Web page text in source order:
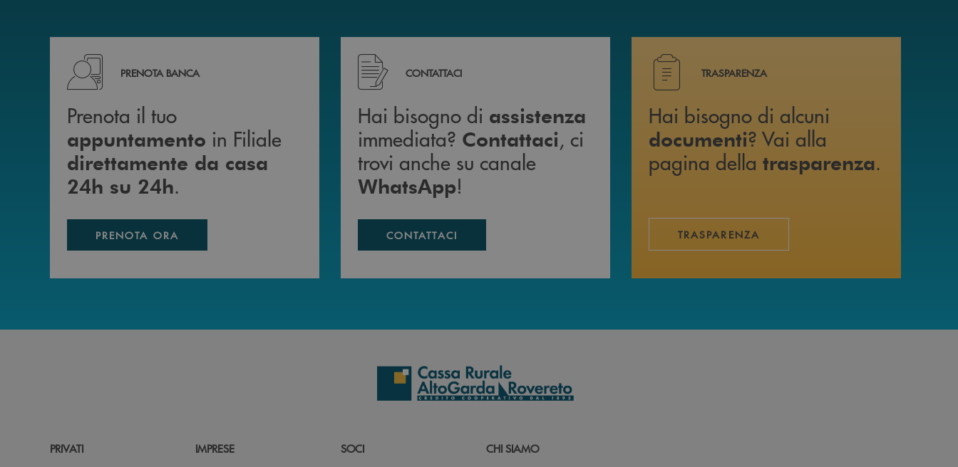
Prenota il tuo appuntamento in Filiale direttamente da casa 24h su 24h .
PRENOTA BANCA
Prenota il tuo
appuntamento in Filiale
direttamente da casa
24h su 24h.
PRENOTA ORA
Hai bisogno di assistenza immediata? Contattaci , ci trovi anche su canale WhatsApp !
CONTATTACI
Hai bisogno di assistenza
immediata? Contattaci, ci
trovi anche su canale
WhatsApp!
CONTATTACI
Hai bisogno di alcuni documenti ? Vai alla pagina della
TRASPARENZA
Hai bisogno di alcuni
documenti? Vai alla
pagina della trasparenza.
TRASPARENZA
PRIVATI
IMPRESE
SOCI
CHI SIAMO